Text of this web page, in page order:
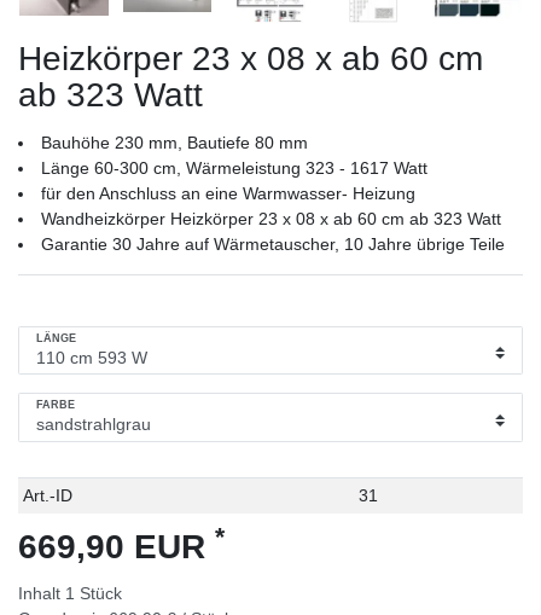
Heizkörper 23 x 08 x ab 60 cm
ab 323 Watt
Bauhöhe 230 mm, Bautiefe 80 mm
Länge 60-300 cm, Wärmeleistung 323 - 1617 Watt
für den Anschluss an eine Warmwasser- Heizung
Wandheizkörper Heizkörper 23 x 08 x ab 60 cm ab 323 Watt
Garantie 30 Jahre auf Wärmetauscher, 10 Jahre übrige Teile
LÄNGE
FARBE
Technisches
Wert
Art.-ID 31
669,90 EUR *
Inhalt 1 Stück